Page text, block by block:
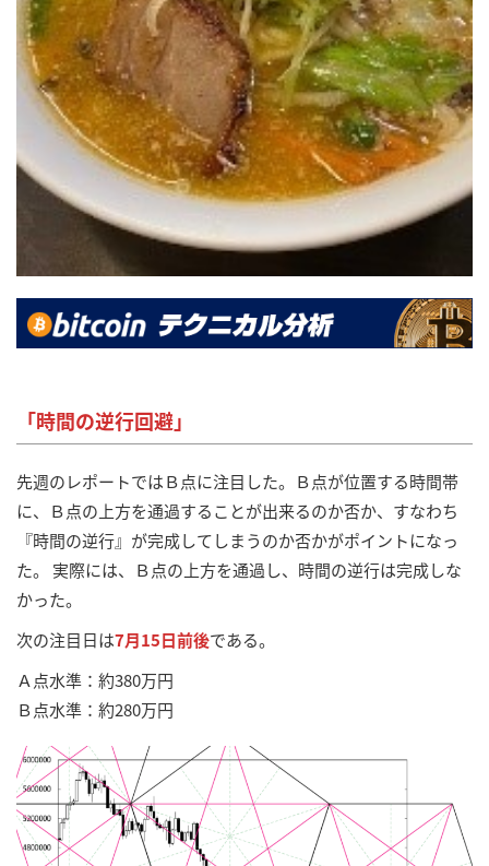
「時間の逆行回避」
先週のレポートではＢ点に注目した。Ｂ点が位置する時間帯
に、Ｂ点の上方を通過することが出来るのか否か、すなわち
『時間の逆行』が完成してしまうのか否かがポイントになっ
た。 実際には、Ｂ点の上方を通過し、時間の逆行は完成しな
かった。
次の注目日は7月15日前後である。
Ａ点水準：約380万円
Ｂ点水準：約280万円